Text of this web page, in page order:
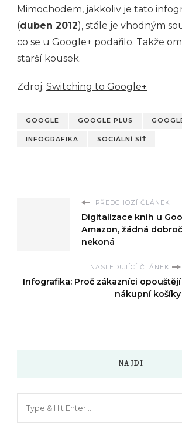
Mimochodem, jakkoliv je tato
(duben 2012), stále je vhodným
co se u Google+ podařilo. Takže
starší kousek.
Zdroj: Switching to Google+
GOOGLE GOOGLE PLUS
INFOGRAFIKA SOCIÁLNÍ SÍŤ
PŘEDCHOZÍ ČLÁNEK
Digitalizace knih u
Amazon, žádná
nekoná
NASLEDUJÍCÍ ČLÁNEK
Infografika: Proč zákazníci opouštějí
nákupní košíky
NAJDI